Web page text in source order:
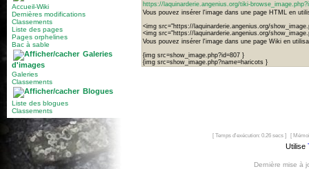
Accueil-Wiki
Dernières modifications
Classements
Liste des pages
Pages orphelines
Bac à sable
Galeries
d'images
Galeries
Classements
Blogues
Liste des blogues
Classements
https://laquinarderie.angenius.org/tiki-
Vous pouvez insérer l'image dans une page HTML en
<img src="https://laquinarderie.angenius.org/
<img src="https://laquinarderie.angenius.org/
Vous pouvez insérer l'image dans une page Wiki en
{img src=show_image.php?id=807 }
{img src=show_image.php?name=haricots }
[ Temps d'exécution: 0.26 secs ] [
Utilise
Dernière mise à